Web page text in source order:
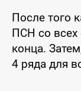
После того
ПСН со всех
конца.
4 ряда для